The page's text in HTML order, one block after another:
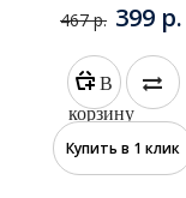
Камень
900 р. 590 р.
467 р. 399 р.
В
корзину
Купить в 1 клик